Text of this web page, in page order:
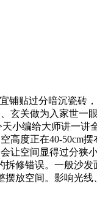
贴过分暗沉瓷砖
玄关做为入家世一
小编给大师讲一讲
度正在40-50cm
让空间显得过分狭
修错误。一般沙
放空间。影响光